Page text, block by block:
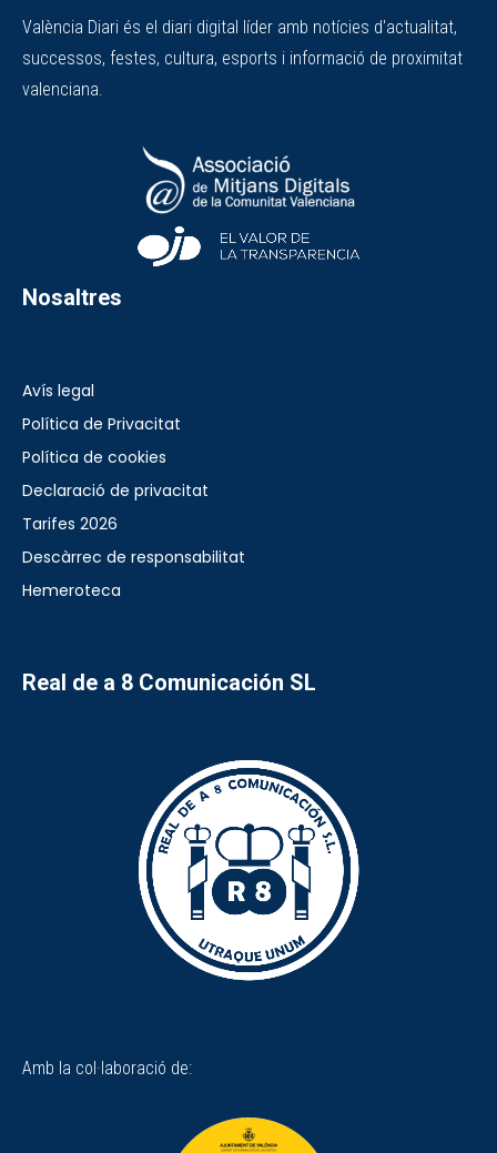
València Diari és el diari digital líder amb notícies d'actualitat,
successos, festes, cultura, esports i informació de proximitat
valenciana.
Nosaltres
Avís legal
Política de Privacitat
Política de cookies
Declaració de privacitat
Tarifes 2026
Descàrrec de responsabilitat
Hemeroteca
Real de a 8 Comunicación SL
Amb la col·laboració de: